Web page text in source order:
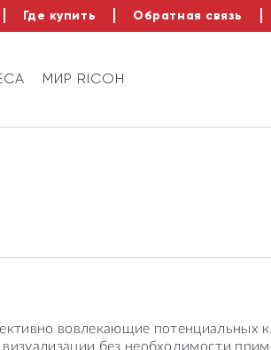
Где купить Обратная связь
МИР RICOH
вовлекающие потенциальных
без необходимости